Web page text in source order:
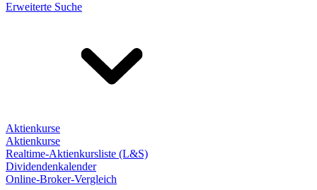
Erweiterte Suche
Aktienkurse
Aktienkurse
Realtime-Aktienkursliste (L&S)
Dividendenkalender
Online-Broker-Vergleich